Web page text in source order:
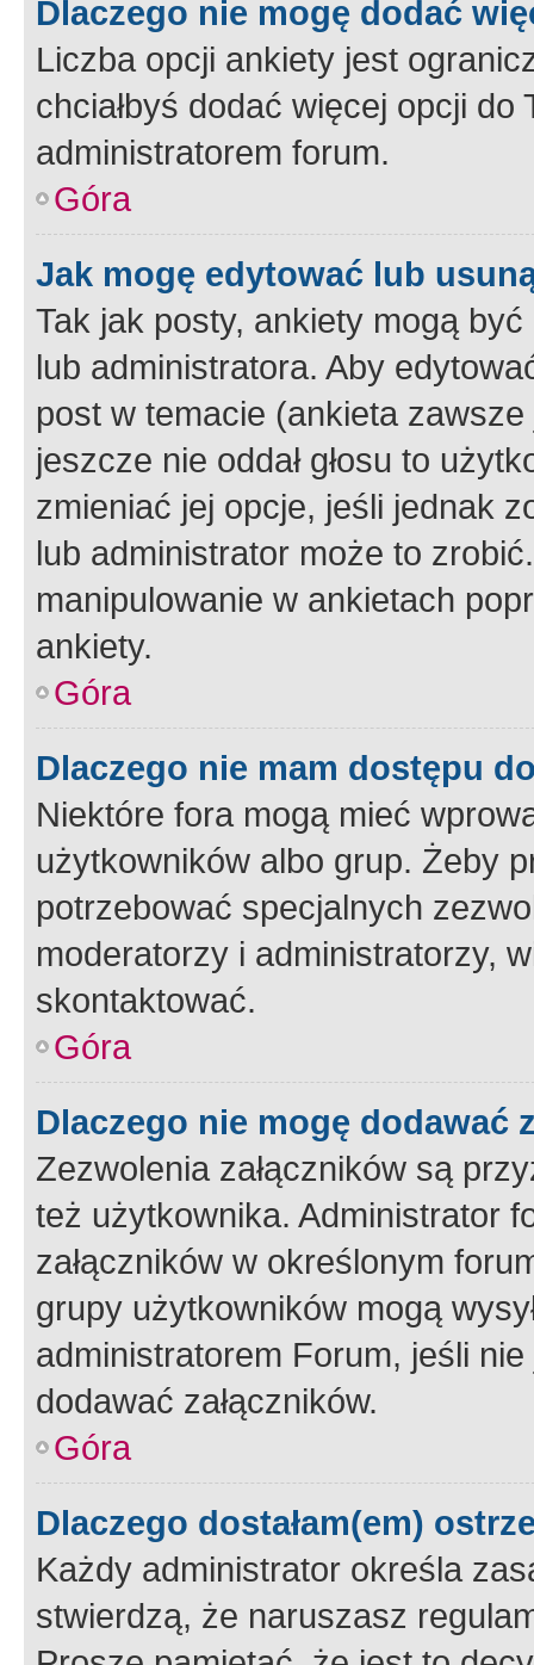
Dlaczego nie mogę dodać
Liczba opcji ankiety jest
chciałbyś dodać więcej opcji
administratorem forum.
Góra
Jak mogę edytować lub
Tak jak posty, ankiety mogą
lub administratora. Aby
post w temacie (ankieta
jeszcze nie oddał głosu to
zmieniać jej opcje, jeśli jednak
lub administrator może to
manipulowanie w ankietach
ankiety.
Góra
Dlaczego nie mam dostępu
Niektóre fora mogą mieć
użytkowników albo grup. Żeby
potrzebować specjalnych
moderatorzy i administratorzy,
skontaktować.
Góra
Dlaczego nie mogę dodawać
Zezwolenia załączników są
też użytkownika. Administrator
załączników w określonym
grupy użytkowników mogą
administratorem Forum, jeśli
dodawać załączników.
Góra
Dlaczego dostałam(em)
Każdy administrator określa
stwierdzą, że naruszasz